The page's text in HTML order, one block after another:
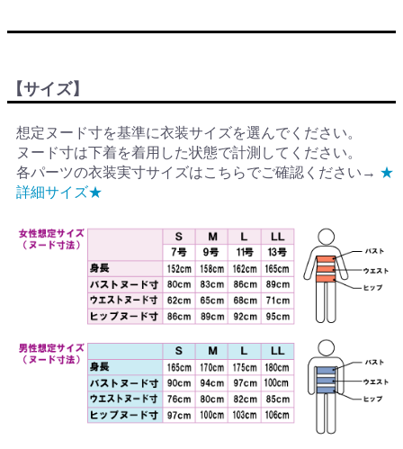
【サイズ】
想定ヌード寸を基準に衣装サイズを選んでください。
ヌード寸は下着を着用した状態で計測してください。
各パーツの衣装実寸サイズはこちらでご確認ください→ ★
詳細サイズ★